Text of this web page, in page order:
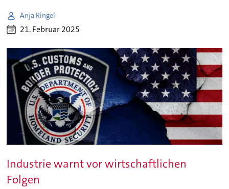
Anja Ringel
21. Februar 2025
Industrie warnt vor wirtschaftlichen
Folgen